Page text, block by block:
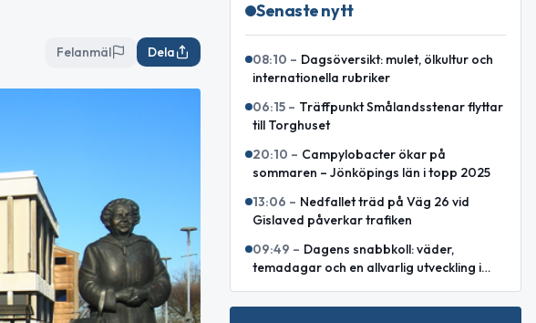
Felanmäl Dela
Senaste nytt
08:10 – Dagsöversikt: mulet, ölkultur och
internationella rubriker
06:15 – Träffpunkt Smålandsstenar flyttar
till Torghuset
20:10 – Campylobacter ökar på
sommaren – Jönköpings län i topp 2025
13:06 – Nedfallet träd på Väg 26 vid
Gislaved påverkar trafiken
09:49 – Dagens snabbkoll: väder,
temadagar och en allvarlig utveckling i